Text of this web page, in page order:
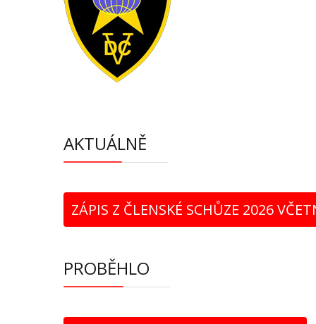
AKTUÁLNĚ
ZÁPIS Z ČLENSKÉ SCHŮZE 2026
PROBĚHLO